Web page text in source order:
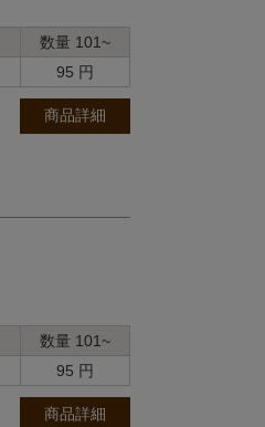
数量 101~
95 円
商品詳細
数量 101~
95 円
商品詳細